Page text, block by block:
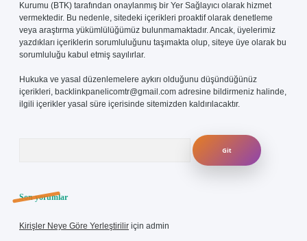
Kurumu (BTK) tarafından onaylanmış bir Yer Sağlayıcı olarak hizmet
vermektedir. Bu nedenle, sitedeki içerikleri proaktif olarak denetleme
veya araştırma yükümlülüğümüz bulunmamaktadır. Ancak, üyelerimiz
yazdıkları içeriklerin sorumluluğunu taşımakta olup, siteye üye olarak bu
sorumluluğu kabul etmiş sayılırlar.
Hukuka ve yasal düzenlemelere aykırı olduğunu düşündüğünüz
içerikleri, backlinkpanelicomtr@gmail.com adresine bildirmeniz halinde,
ilgili içerikler yasal süre içerisinde sitemizden kaldırılacaktır.
Son yorumlar
Kirişler Neye Göre Yerleştirilir için admin